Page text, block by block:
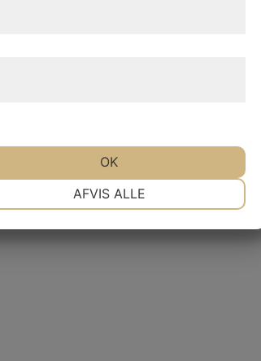
AFVIS ALLE
OK